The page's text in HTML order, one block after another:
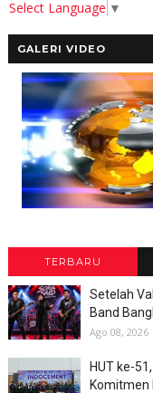
Select Language ▼
GALERI VIDEO
TERBARU
Setelah
Band
Ago 08, 2026
HUT ke-
Komitmen